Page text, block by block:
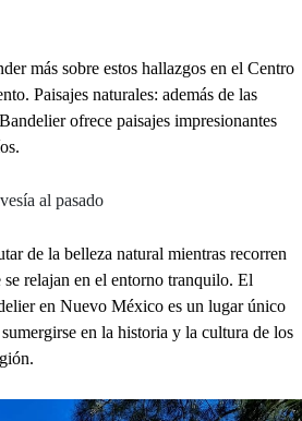
más sobre estos hallazgos en el Centro
Paisajes naturales: además de las
ofrece paisajes impresionantes
al pasado
de la belleza natural mientras recorren
se relajan en el entorno tranquilo. El
en Nuevo México es un lugar único
en la historia y la cultura de los